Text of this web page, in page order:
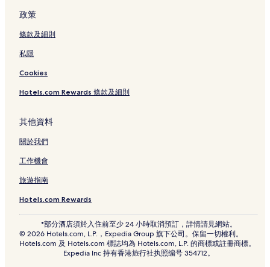
政策
條款及細則
私隱
Cookies
Hotels.com Rewards 條款及細則
其他資料
關於我們
工作機會
旅遊指南
Hotels.com Rewards
*部分酒店須於入住前至少 24 小時取消預訂，詳情請見網站。
© 2026 Hotels.com, L.P.，Expedia Group 旗下公司。保留一切權利。
Hotels.com 及 Hotels.com 標誌均為 Hotels.com, L.P. 的商標或註冊商標。
Expedia Inc 持有香港旅行社执照编号 354712。